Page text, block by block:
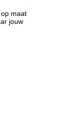
maat
jouw